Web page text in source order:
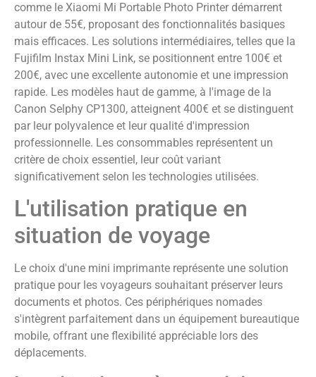
comme le Xiaomi Mi Portable Photo Printer démarrent
autour de 55€, proposant des fonctionnalités basiques
mais efficaces. Les solutions intermédiaires, telles que la
Fujifilm Instax Mini Link, se positionnent entre 100€ et
200€, avec une excellente autonomie et une impression
rapide. Les modèles haut de gamme, à l'image de la
Canon Selphy CP1300, atteignent 400€ et se distinguent
par leur polyvalence et leur qualité d'impression
professionnelle. Les consommables représentent un
critère de choix essentiel, leur coût variant
significativement selon les technologies utilisées.
L'utilisation pratique en
situation de voyage
Le choix d'une mini imprimante représente une solution
pratique pour les voyageurs souhaitant préserver leurs
documents et photos. Ces périphériques nomades
s'intègrent parfaitement dans un équipement bureautique
mobile, offrant une flexibilité appréciable lors des
déplacements.